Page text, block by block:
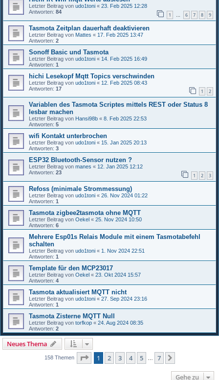
Letzter Beitrag von udo1toni « 23. Feb 2025 12:28
Antworten: 84 1 … 6 7 8 9
Tasmota Zeitplan dauerhaft deaktivieren
Letzter Beitrag von Mattes « 17. Feb 2025 13:47
Antworten: 2
Sonoff Basic und Tasmota
Letzter Beitrag von udo1toni « 14. Feb 2025 16:49
Antworten: 1
hichi Lesekopf Mqtt Topics verschwinden
Letzter Beitrag von udo1toni « 12. Feb 2025 08:43
Antworten: 17 1 2
Variablen des Tasmota Scriptes mittels REST oder Status 8
lesbar machen
Letzter Beitrag von Hansi98b « 8. Feb 2025 22:53
Antworten: 5
wifi Kontakt unterbrochen
Letzter Beitrag von udo1toni « 15. Jan 2025 20:13
Antworten: 3
ESP32 Bluetooth-Sensor nutzen ?
Letzter Beitrag von manes « 12. Jan 2025 12:12
Antworten: 23 1 2 3
Refoss (minimale Strommessung)
Letzter Beitrag von udo1toni « 26. Nov 2024 01:22
Antworten: 1
Tasmota zigbee2tasmota ohne MQTT
Letzter Beitrag von Oekel « 25. Nov 2024 10:50
Antworten: 6
Mehrere Esp01s Relais Module mit einem Tasmotabefehl
schalten
Letzter Beitrag von udo1toni « 1. Nov 2024 22:51
Antworten: 1
Template für den MCP23017
Letzter Beitrag von Oekel « 23. Okt 2024 15:57
Antworten: 4
Tasmota aktualisiert MQTT nicht
Letzter Beitrag von udo1toni « 27. Sep 2024 23:16
Antworten: 1
Tasmota Zisterne MQTT Null
Letzter Beitrag von torfkop « 24. Aug 2024 08:35
Antworten: 2
Neues Thema
158 Themen Seite 1von
1 2 3 4 5 7
Gehe zu